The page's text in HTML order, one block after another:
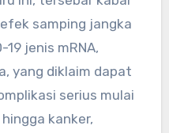
samping jangka
19 jenis mRNA,
yang diklaim dapat
serius mulai
kanker,